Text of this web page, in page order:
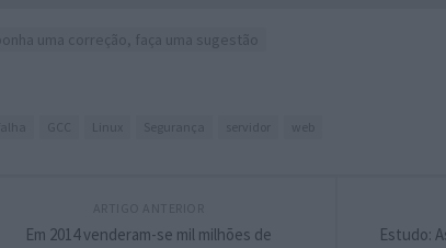
Estudo:
Em 2014 venderam-se mil milhões de